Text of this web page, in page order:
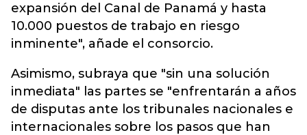
expansión del Canal de Panamá y hasta
10.000 puestos de trabajo en riesgo
inminente", añade el consorcio.
Asimismo, subraya que "sin una solución
inmediata" las partes se "enfrentarán a años
de disputas ante los tribunales nacionales e
internacionales sobre los pasos que han